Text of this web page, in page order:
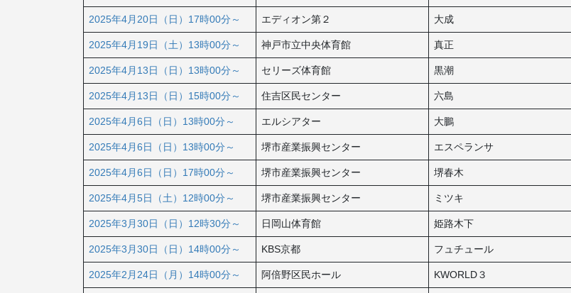
2025年4月20日（日）17時00分～ エディオン第２ 大成
2025年4月19日（土）13時00分～ 神戸市立中央体育館 真正
2025年4月13日（日）13時00分～ セリーズ体育館 黒潮
2025年4月13日（日）15時00分～ 住吉区民センター 六島
2025年4月6日（日）13時00分～ エルシアター 大鵬
2025年4月6日（日）13時00分～ 堺市産業振興センター エスペランサ
2025年4月6日（日）17時00分～ 堺市産業振興センター 堺春木
2025年4月5日（土）12時00分～ 堺市産業振興センター ミツキ
2025年3月30日（日）12時30分～ 日岡山体育館 姫路木下
2025年3月30日（日）14時00分～ KBS京都 フュチュール
2025年2月24日（月）14時00分～ 阿倍野区民ホール KWORLD３